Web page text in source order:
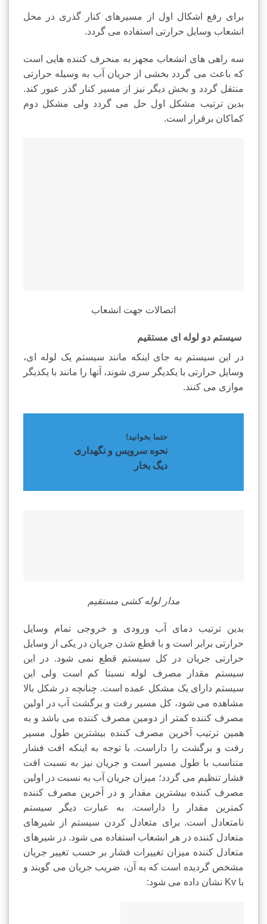
برای رفع اشکال اول از مسیرهای کنار گذری در محل
انشعاب وسایل حرارتی استفاده می گردد.
سه راهی های انشعاب مجهز به منحرف کننده هایی است
که باعث می گردد بخشی از جريان آب به وسیله حرارتی
منتقل گردد و بخش دیگر نیز از مسير کنار گذر عبور کند.
بدین ترتیب مشکل اول حل می گردد ولی مشکل دوم
کماکان برقرار است.
اتصالات جهت انشعاب
سیستم دو لوله ای مستقیم
در این سیستم به جای اینکه مانند سیستم یک لوله ای،
وسایل حرارتی با یکدیگر سری شوند، آنها را مانند با یکدیگر
موازی می کنند.
حتما بخوانید!
نحوه سرویس و نگهداری
دیگ بخار
مدار لوله کشی مستقیم
بدین ترتیب دمای آب ورودی و خروجی تمام وسایل
حرارتی برابر است و با قطع شدن جریان در یکی از وسایل
حرارتی جریان در کل سیستم قطع نمی شود. در این
سیستم مقدار مصرف لوله نسبتا کم است ولی این
سیستم دارای یک مشکل عمده است. چنانچه در شكل بالا
مشاهده می شود، کل مسیر رفت و برگشت آب در اولین
مصرف کننده کمتر از دومین مصرف کننده می باشد و به
همین ترتیب آخرین مصرف کننده بیشترین طول مسیر
رفت و برگشت را داراست. با توجه به اینکه افت فشار
متناسب با طول مسیر است و جریان نیز به نسبت افت
فشار تنظیم می گردد؛ میزان جریان آب به نسبت در اولین
مصرف کننده بیشترین مقدار و در آخرین مصرف کننده
کمترین مقدار را داراست. به عبارت دیگر سیستم
نامتعادل است. برای متعادل کردن سیستم از شیرهای
متعادل کننده در هر انشعاب استفاده می شود. در شیرهای
متعادل کننده میزان تغییرات فشار بر حسب تغییر جریان
مشخص گردیده است که به آن، ضریب جریان می گویند و
با Kv نشان داده می شود: